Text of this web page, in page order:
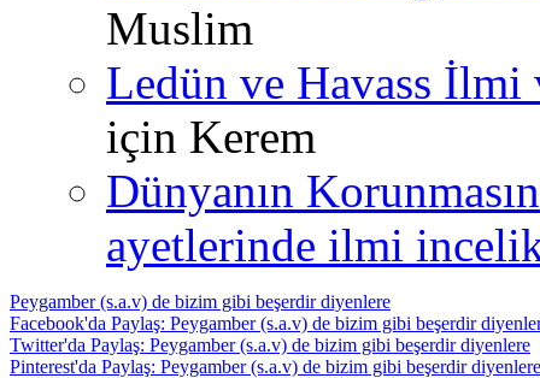
Muslim
Ledün ve Havass İlmi
için Kerem
Dünyanın
ayetlerinde ilmi
Peygamber (s.a.v) de bizim gibi beşerdir diyenlere
Facebook'da Paylaş: Peygamber (s.a.v) de bizim gibi beşerdir
Twitter'da Paylaş: Peygamber (s.a.v) de bizim gibi beşerdir diyenlere
Pinterest'da Paylaş: Peygamber (s.a.v) de bizim gibi beşerdir diyenlere